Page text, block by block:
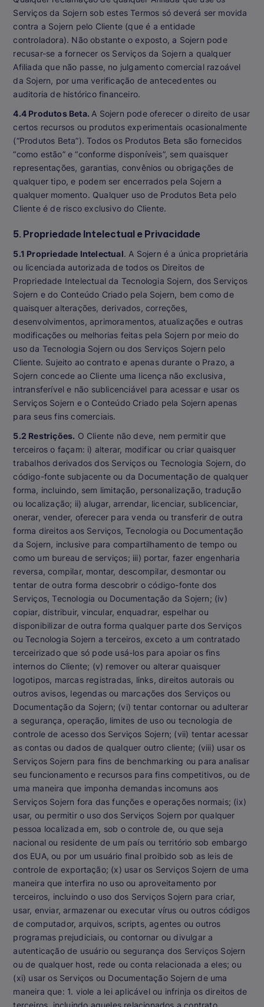
Serviços da Sojern sob estes Termos só deverá ser movida
contra a Sojern pelo Cliente (que é a entidade
controladora). Não obstante o exposto, a Sojern pode
recusar-se a fornecer os Serviços da Sojern a qualquer
Afiliada que não passe, no julgamento comercial razoável
da Sojern, por uma verificação de antecedentes ou
auditoria de histórico financeiro.
4.4 Produtos Beta. A Sojern pode oferecer o direito de usar
certos recursos ou produtos experimentais ocasionalmente
(“Produtos Beta”). Todos os Produtos Beta são fornecidos
“como estão” e “conforme disponíveis”, sem quaisquer
representações, garantias, convênios ou obrigações de
qualquer tipo, e podem ser encerrados pela Sojern a
qualquer momento. Qualquer uso de Produtos Beta pelo
Cliente é de risco exclusivo do Cliente.
5. Propriedade Intelectual e Privacidade
5.1 Propriedade Intelectual. A Sojern é a única proprietária
ou licenciada autorizada de todos os Direitos de
Propriedade Intelectual da Tecnologia Sojern, dos Serviços
Sojern e do Conteúdo Criado pela Sojern, bem como de
quaisquer alterações, derivados, correções,
desenvolvimentos, aprimoramentos, atualizações e outras
modificações ou melhorias feitas pela Sojern por meio do
uso da Tecnologia Sojern ou dos Serviços Sojern pelo
Cliente. Sujeito ao contrato e apenas durante o Prazo, a
Sojern concede ao Cliente uma licença não exclusiva,
intransferível e não sublicenciável para acessar e usar os
Serviços Sojern e o Conteúdo Criado pela Sojern apenas
para seus fins comerciais.
5.2 Restrições. O Cliente não deve, nem permitir que
terceiros o façam: i) alterar, modificar ou criar quaisquer
trabalhos derivados dos Serviços ou Tecnologia Sojern, do
código-fonte subjacente ou da Documentação de qualquer
forma, incluindo, sem limitação, personalização, tradução
ou localização; ii) alugar, arrendar, licenciar, sublicenciar,
onerar, vender, oferecer para venda ou transferir de outra
forma direitos aos Serviços, Tecnologia ou Documentação
da Sojern, inclusive para compartilhamento de tempo ou
como um bureau de serviços; iii) portar, fazer engenharia
reversa, compilar, montar, descompilar, desmontar ou
tentar de outra forma descobrir o código-fonte dos
Serviços, Tecnologia ou Documentação da Sojern; (iv)
copiar, distribuir, vincular, enquadrar, espelhar ou
disponibilizar de outra forma qualquer parte dos Serviços
ou Tecnologia Sojern a terceiros, exceto a um contratado
terceirizado que só pode usá-los para apoiar os fins
internos do Cliente; (v) remover ou alterar quaisquer
logotipos, marcas registradas, links, direitos autorais ou
outros avisos, legendas ou marcações dos Serviços ou
Documentação da Sojern; (vi) tentar contornar ou adulterar
a segurança, operação, limites de uso ou tecnologia de
controle de acesso dos Serviços Sojern; (vii) tentar acessar
as contas ou dados de qualquer outro cliente; (viii) usar os
Serviços Sojern para fins de benchmarking ou para analisar
seu funcionamento e recursos para fins competitivos, ou de
uma maneira que imponha demandas incomuns aos
Serviços Sojern fora das funções e operações normais; (ix)
usar, ou permitir o uso dos Serviços Sojern por qualquer
pessoa localizada em, sob o controle de, ou que seja
nacional ou residente de um país ou território sob embargo
dos EUA, ou por um usuário final proibido sob as leis de
controle de exportação; (x) usar os Serviços Sojern de uma
maneira que interfira no uso ou aproveitamento por
terceiros, incluindo o uso dos Serviços Sojern para criar,
usar, enviar, armazenar ou executar vírus ou outros códigos
de computador, arquivos, scripts, agentes ou outros
programas prejudiciais, ou contornar ou divulgar a
autenticação de usuário ou segurança dos Serviços Sojern
ou de qualquer host, rede ou conta relacionada a eles; ou
(xi) usar os Serviços ou Documentação Sojern de uma
maneira que: 1. viole a lei aplicável ou infrinja os direitos de
terceiros, incluindo aqueles relacionados a contrato,